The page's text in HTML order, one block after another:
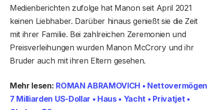
Medienberichten zufolge hat Manon seit April 2021
keinen Liebhaber. Darüber hinaus genießt sie die Zeit
mit ihrer Familie. Bei zahlreichen Zeremonien und
Preisverleihungen wurden Manon McCrory und ihr
Bruder auch mit ihren Eltern gesehen.
Mehr lesen: ROMAN ABRAMOVICH • Nettovermögen
7 Milliarden US-Dollar • Haus • Yacht • Privatjet •